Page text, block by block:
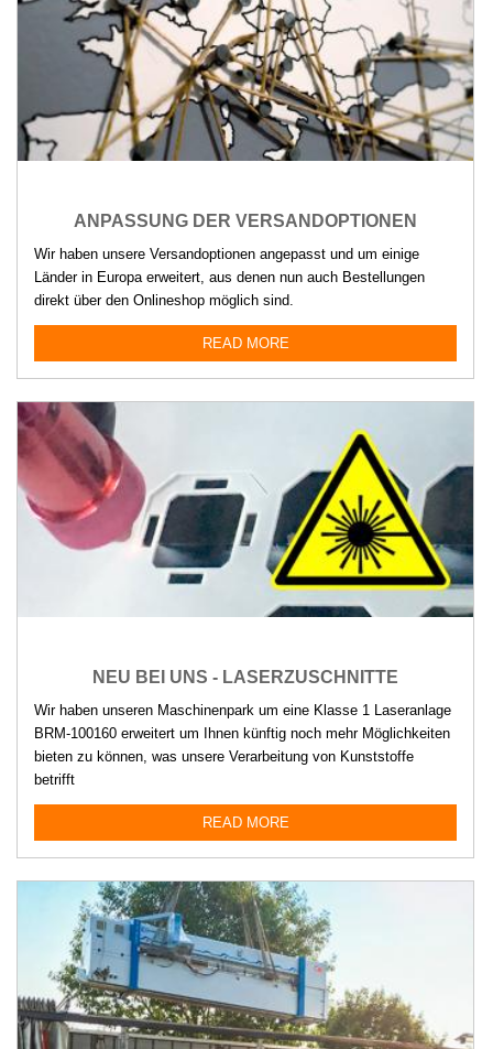
ANPASSUNG DER VERSANDOPTIONEN
Wir haben unsere Versandoptionen angepasst und um einige
Länder in Europa erweitert, aus denen nun auch Bestellungen
direkt über den Onlineshop möglich sind.
READ MORE
NEU BEI UNS - LASERZUSCHNITTE
Wir haben unseren Maschinenpark um eine Klasse 1 Laseranlage
BRM-100160 erweitert um Ihnen künftig noch mehr Möglichkeiten
bieten zu können, was unsere Verarbeitung von Kunststoffe
betrifft
READ MORE